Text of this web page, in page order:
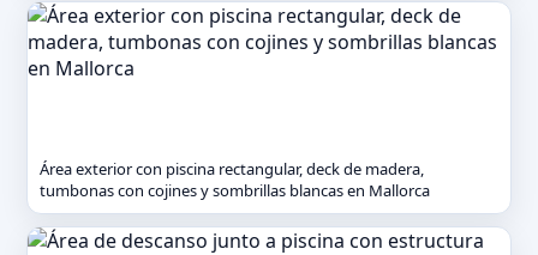
Área exterior con piscina rectangular, deck de madera,
tumbonas con cojines y sombrillas blancas en Mallorca